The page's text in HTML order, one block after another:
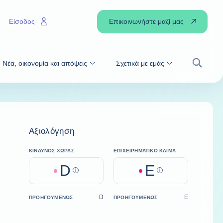
Νέα, οικονομία και απόψεις Σχετικά με εμάς
Είσοδος Επικοινωνήστε μαζί μας
Αξιολόγηση
ΚΊΝΔΥΝΟΣ ΧΏΡΑΣ
D Help
ΕΠΙΧΕΙΡΗΜΑΤΙΚΌ ΚΛΊΜΑ
E Help
ΠΡΟΗΓΟΥΜΈΝΩΣ D ΠΡΟΗΓΟΥΜΈΝΩΣ E